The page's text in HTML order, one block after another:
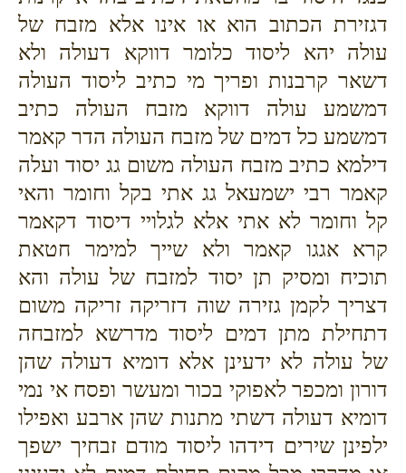
דגזירת הכתוב הוא או אינו אלא מזבח של
עולה יהא ליסוד כלומר דווקא דעולה ולא
דשאר קרבנות ופריך מי כתיב ליסוד העולה
דמשמע עולה דווקא מזבח העולה כתיב
דמשמע כל דמים של מזבח העולה הדר קאמר
דילמא כתיב מזבח העולה משום גג יסוד ועלה
קאמר רבי ישמעאל גג אתי בקל וחומר והאי
קל וחומר לא אתי אלא לגלויי דיסוד דקאמר
קרא אגגו קאמר ולא שייך למימר חטאת
תוכיח ומסיק תן יסוד למזבח של עולה והא
דצריך לקמן גזירה שוה דזריקה זריקה משום
דתחילת מתן דמים ליסוד מדרשא למזבחה
של עולה לא ידעינן אלא דומיא דעולה שהן
דורון ומכפר לאפוקי בכור ומעשר ופסח אי נמי
דומיא דעולה דשתי מתנות שהן ארבע ואפילו
ילפינן שירים דידהו ליסוד מודם זבחיך ישפך